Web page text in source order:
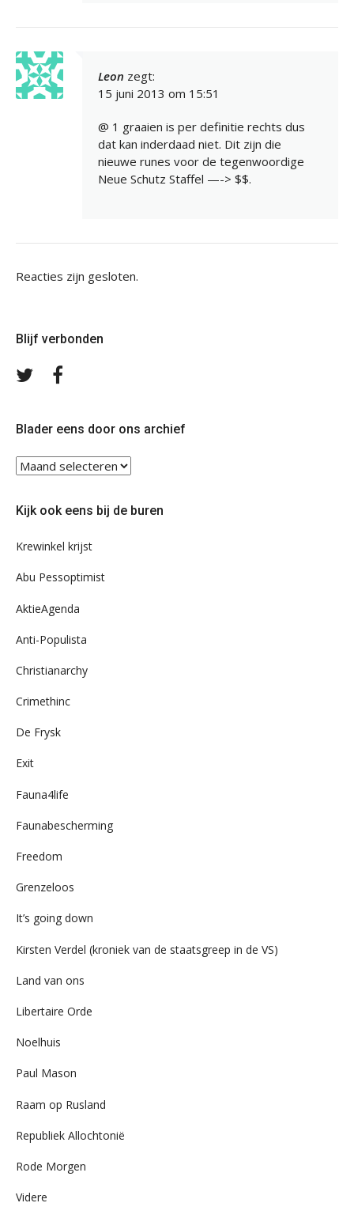
Leon zegt:
15 juni 2013 om 15:51
@ 1 graaien is per definitie rechts dus
dat kan inderdaad niet. Dit zijn die
nieuwe runes voor de tegenwoordige
Neue Schutz Staffel —-> $$.
Reacties zijn gesloten.
Blijf verbonden
Volg
Blader eens door ons archief
Blader
ons
Kijk ook eens bij de buren
Krewinkel krijst
Abu Pessoptimist
AktieAgenda
Anti-Populista
Christianarchy
Crimethinc
De Frysk
Exit
Fauna4life
Faunabescherming
Freedom
Grenzeloos
It’s going down
Kirsten Verdel (kroniek van de staatsgreep in de VS)
Land van ons
Libertaire Orde
Noelhuis
Paul Mason
Raam op Rusland
Republiek Allochtonië
Rode Morgen
Videre